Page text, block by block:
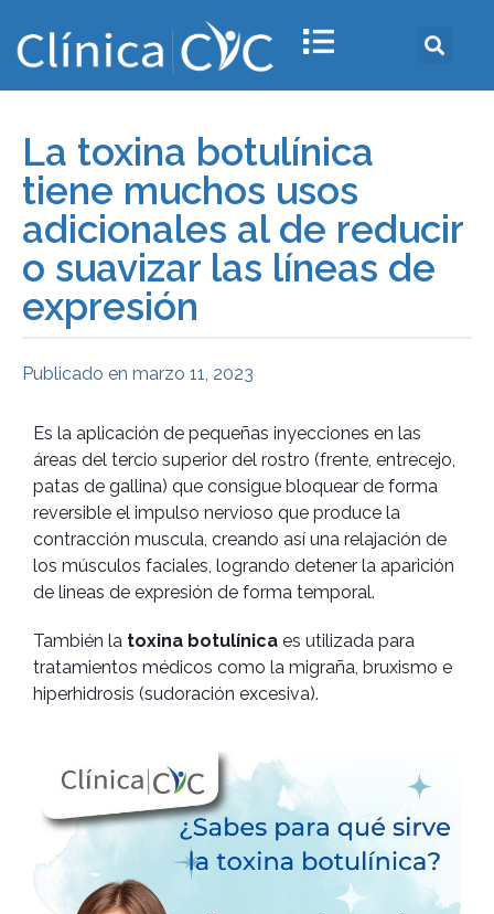
La toxina botulínica
tiene muchos usos
adicionales al de reducir
o suavizar las líneas de
expresión
Publicado en marzo 11, 2023
Es la aplicación de pequeñas inyecciones en las
áreas del tercio superior del rostro (frente, entrecejo,
patas de gallina) que consigue bloquear de forma
reversible el impulso nervioso que produce la
contracción muscula, creando así una relajación de
los músculos faciales, logrando detener la aparición
de lineas de expresión de forma temporal.
También la toxina botulínica es utilizada para
tratamientos médicos como la migraña, bruxismo e
hiperhidrosis (sudoración excesiva).